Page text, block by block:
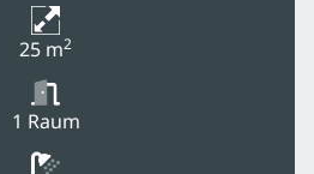
25 m2
1 Raum